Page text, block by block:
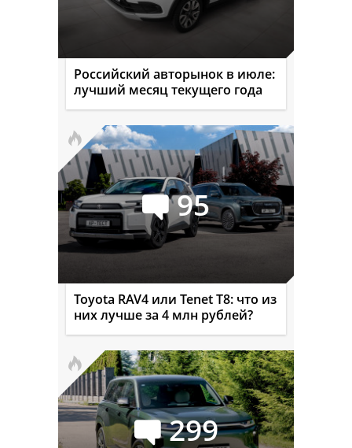
Российский авторынок в июле:
лучший месяц текущего года
95
Toyota RAV4 или Tenet T8: что из
них лучше за 4 млн рублей?
299